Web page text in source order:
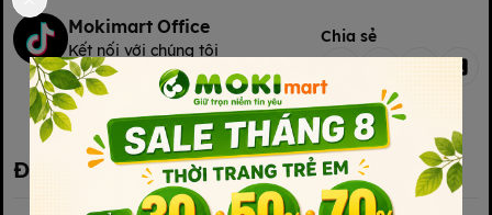
Mokimart Office
Kết nối với chúng tôi
Kết nối với chúng tôi
Chia sẻ
Đặc điểm nổi bật